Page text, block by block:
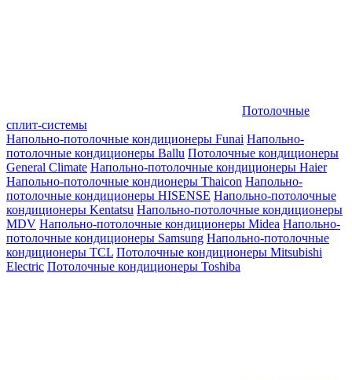
Потолочные
сплит-системы
Напольно-потолочные кондиционеры Funai Напольно-
потолочные кондиционеры Ballu Потолочные кондиционеры
General Climate Напольно-потолочные кондиционеры Haier
Напольно-потолочные кондионеры Thaicon Напольно-
потолочные кондиционеры HISENSE Напольно-потолочные
кондиционеры Kentatsu Напольно-потолочные кондиционеры
MDV Напольно-потолочные кондиционеры Midea Напольно-
потолочные кондиционеры Samsung Напольно-потолочные
кондиционеры TCL Потолочные кондиционеры Mitsubishi
Electric Потолочные кондиционеры Toshiba